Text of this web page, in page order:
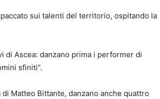
sui talenti del territorio, ospitando la
di Ascea: danzano prima i performer di
sfiniti”.
Matteo Bittante, danzano anche quattro